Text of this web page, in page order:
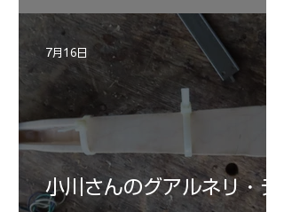
小川さんのグアルネリ・デ
7月16日